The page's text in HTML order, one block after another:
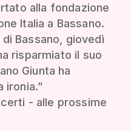
alla fondazione
Italia a Bassano.
Bassano, giovedì
risparmiato il suo
Giunta ha
ironia.”
- alle prossime